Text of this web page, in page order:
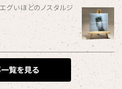
グいほどのノスタルジ
覧を見る